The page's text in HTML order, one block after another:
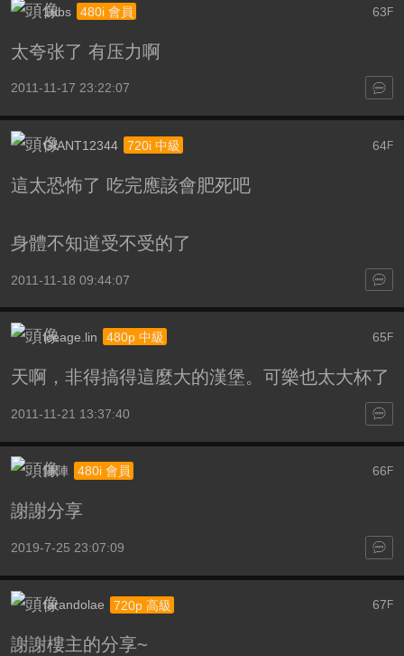
63F
1ubs 480i 會員
太夸张了 有压力啊
2011-11-17 23:22:07
64F
GIANT12344 720i 中級
這太恐怖了 吃完應該會肥死吧
身體不知道受不受的了
2011-11-18 09:44:07
65 F
iceage.lin 480p 中級
天啊，非得搞得這麼大的漢堡。可樂也太大杯了
2011-11-21 13:37:40
66 F
陣陣 480i 會員
謝謝分享
2019-7-25 23:07:09
67 F
farandolae 720p 高級
謝謝樓主的分享~